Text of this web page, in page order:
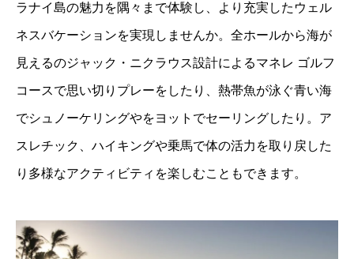
ラナイ島の魅力を隅々まで体験し、より充実したウェル
ネスバケーションを実現しませんか。全ホールから海が
見えるのジャック・ニクラウス設計によるマネレ ゴルフ
コースで思い切りプレーをしたり、熱帯魚が泳ぐ青い海
でシュノーケリングやをヨットでセーリングしたり。ア
スレチック、ハイキングや乗馬で体の活力を取り戻した
り多様なアクティビティを楽しむこともできます。